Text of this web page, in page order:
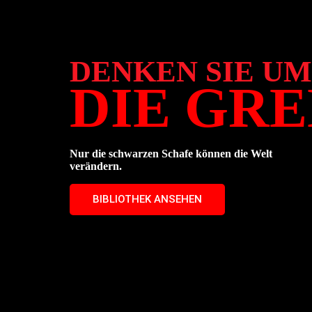
DENKEN SIE UM
DIE
Nur die schwarzen Schafe können die Welt
verändern.
BIBLIOTHEK ANSEHEN